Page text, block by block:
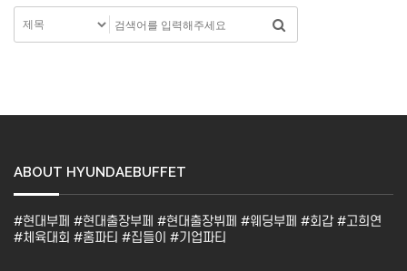
ABOUT HYUNDAEBUFFET
#현대부페 #현대출장부페 #현대출장뷔페 #웨딩부페 #회갑 #고희연
#체육대회 #홈파티 #집들이 #기업파티